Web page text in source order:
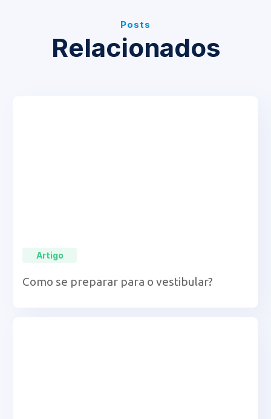
Posts
Relacionados
Artigo
Como se preparar para o vestibular?